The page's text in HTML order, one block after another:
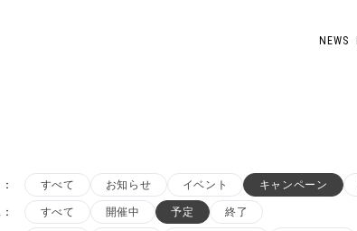
NEWS
： すべて お知らせ イベント キャンペーン
： すべて 開催中 予定 終了